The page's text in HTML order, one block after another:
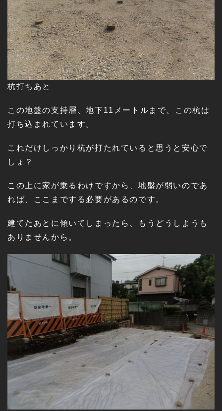
杭打ちあと
この地盤の支持層、地下11メートルまで、この杭は
打ち込まれています。
これだけしっかり杭が打たれていると思うと安心で
しょ？
この上に家が乗るわけですから、地盤が弱いのであ
れば、ここまでする必要があるのです。
建てたあとに傾いてしまったら、もうどうしようも
ありませんから。